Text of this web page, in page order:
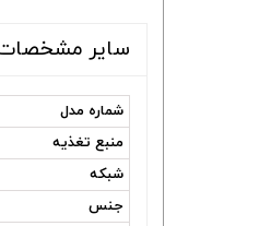
سایر
شماره مدل
منبع تغذیه
شبکه
جنس